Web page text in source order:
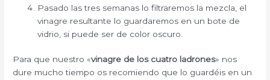
Pasado las tres semanas lo filtraremos la mezcla, el
vinagre resultante lo guardaremos en un bote de
vidrio, si puede ser de color oscuro.
Para que nuestro «vinagre de los cuatro ladrones» nos
dure mucho tiempo os recomiendo que lo guardéis en un